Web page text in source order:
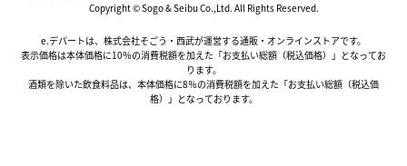
Copyright © Sogo & Seibu Co.,Ltd. All Rights Reserved.
e.デパートは、株式会社そごう・西武が運営する通販・オンラインストアです。
表示価格は本体価格に10％の消費税額を加えた「お支払い総額（税込価格）」となってお
ります。
酒類を除いた飲食料品は、本体価格に8％の消費税額を加えた「お支払い総額（税込価
格）」となっております。